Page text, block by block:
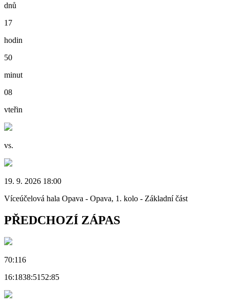
dnů
17
hodin
50
minut
08
vteřin
vs.
19. 9. 2026 18:00
Víceúčelová hala Opava - Opava, 1. kolo - Základní část
PŘEDCHOZÍ ZÁPAS
70:116
16:1838:5152:85